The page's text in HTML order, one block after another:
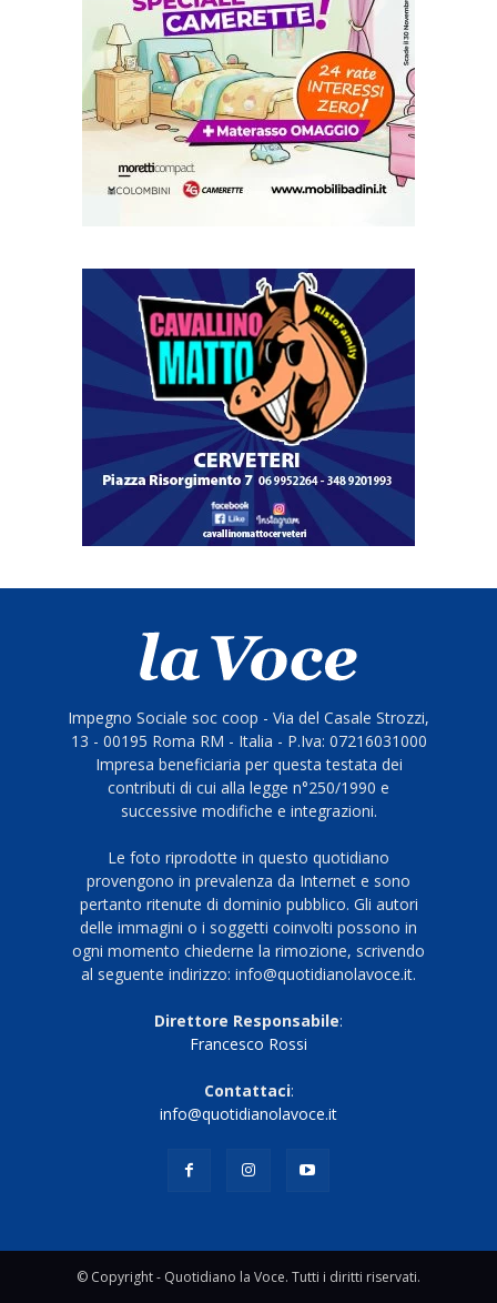
Impegno Sociale soc coop - Via del Casale Strozzi,
13 - 00195 Roma RM - Italia - P.Iva: 07216031000
Impresa beneficiaria per questa testata dei
contributi di cui alla legge n°250/1990 e
successive modifiche e integrazioni.
Le foto riprodotte in questo quotidiano
provengono in prevalenza da Internet e sono
pertanto ritenute di dominio pubblico. Gli autori
delle immagini o i soggetti coinvolti possono in
ogni momento chiederne la rimozione, scrivendo
al seguente indirizzo: info@quotidianolavoce.it.
Direttore Responsabile:
Francesco Rossi
Contattaci:
info@quotidianolavoce.it
© Copyright - Quotidiano la Voce. Tutti i diritti riservati.